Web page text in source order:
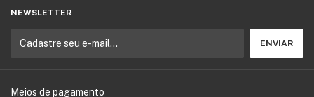
NEWSLETTER
Meios de pagamento